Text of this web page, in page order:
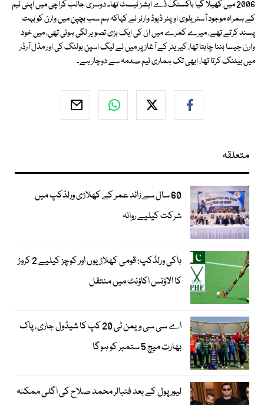
2006 میں کھیلا گیا باکسنگ ڈے ایشز ٹیسٹ تھا۔ دوسری جانب کراچی میں اپنی ٹیم
کے ہمراہ موجود آسٹریلوی اوپنر ڈیوڈ وارنر نے کہاکہ ہم سب بچپن میں وارن کو بہت
پسند کرتے تھے، میرے کمرے میں ان کی ایک بڑی تصویر لگی ہوئی تھی، میں خود
وارن جیسا بننا چاہتا تھا، کیریئر کے آغاز پر میں نے لیگ اسپن بولنگ کی اور مڈل آرڈر
میں بیٹنگ کرتا تھا، ابھی تک ہماری ٹیم صدمہ سے دوچار ہے۔
متعلقہ
60 سال سے زائد عمر کے کھلاڑی ورلڈکپ میں
شرکت کیلیے روانہ
ہاکی ورلڈکپ: قومی کھلاڑیوں اور کوچز کیلیے 2 کروڑ
کا الاؤنس اکاؤنٹ میں منتقل
اے سی سی ویمن ٹی 20 کپ کا شیڈول جاری، پاک
بھارت میچ 5 ستمبر کو ہوگا
لیور پول کے بعد فٹبالر محمد صلاح کی اگلی ممکنہ